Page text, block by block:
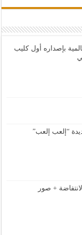
بإصداره أول كليب
“إلعب إلعب”
+ صور